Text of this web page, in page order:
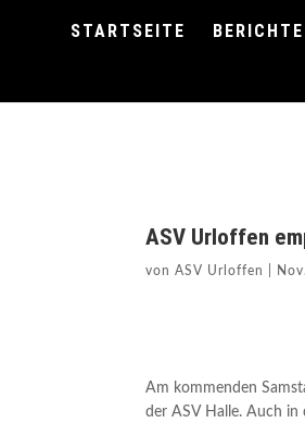
STARTSEITE BERICHTE
ASV Urloffen
vonASV Urloffen
Am kommenden
der ASV Halle. Auch in